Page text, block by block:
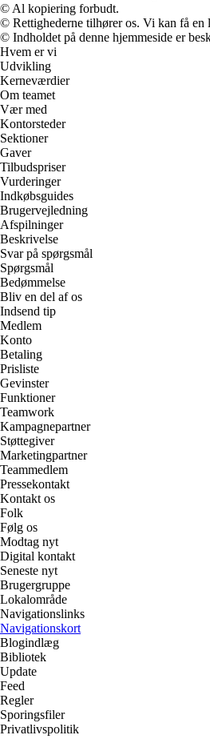
© Al kopiering forbudt.
© Rettighederne tilhører os. Vi kan få en
© Indholdet på denne hjemmeside er
Hvem er vi
Udvikling
Kerneværdier
Om teamet
Vær med
Kontorsteder
Sektioner
Gaver
Tilbudspriser
Vurderinger
Indkøbsguides
Brugervejledning
Afspilninger
Beskrivelse
Svar på spørgsmål
Spørgsmål
Bedømmelse
Bliv en del af os
Indsend tip
Medlem
Konto
Betaling
Prisliste
Gevinster
Funktioner
Teamwork
Kampagnepartner
Støttegiver
Marketingpartner
Teammedlem
Pressekontakt
Kontakt os
Folk
Følg os
Modtag nyt
Digital kontakt
Seneste nyt
Brugergruppe
Lokalområde
Navigationslinks
Navigationskort
Blogindlæg
Bibliotek
Update
Feed
Regler
Sporingsfiler
Privatlivspolitik